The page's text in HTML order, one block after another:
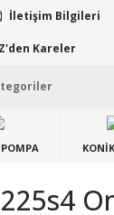
İletişim Bilgileri
Kareler